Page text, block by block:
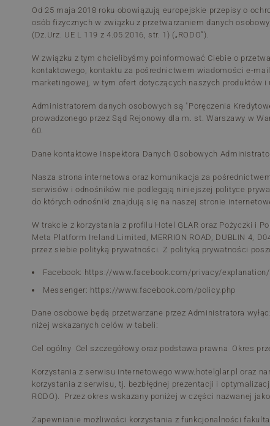
Od 25 maja 2018 roku obowiązują europejskie przepisy o
osób fizycznych w związku z przetwarzaniem danych
(Dz.Urz. UE L 119 z 4.05.2016, str. 1) („RODO”).
W związku z tym chcielibyśmy poinformować Ciebie o
kontaktowego, kontaktu za pośrednictwem wiadomości e-
marketingowej, w tym ofert dotyczących naszych produktów i
Administratorem danych osobowych są "Poręczenia
prowadzonego przez Sąd Rejonowy dla m. st. Warszawy w
60.
Dane kontaktowe Inspektora Danych Osobowych
Nasza strona internetowa oraz komunikacja za
serwisów i odnośników nie podlegają niniejszej polityce
do których odnośniki znajdują się na naszej stronie
W trakcie z korzystania z profilu Hotel GLAR oraz Pożyczki i
Meta Platform Ireland Limited, MERRION ROAD, DUBLIN 4,
przez siebie polityką prywatności. Z polityką prywatności
Facebook: https://www.facebook.com/privacy/explanation/
Messenger: https://www.facebook.com/policy.php
Dane osobowe będą przetwarzane przez Administratora
niżej wskazanych celów w tabeli:
Cel ogólny Cel szczegółowy oraz podstawa prawna Okres
Korzystania z serwisu internetowego www.hotelglar.pl oraz
korzystania z serwisu, tj. bezbłędnej prezentacji i
RODO). Przez okres wskazany poniżej w części nazwanej
Zapewnianie możliwości korzystania z funkcjonalności